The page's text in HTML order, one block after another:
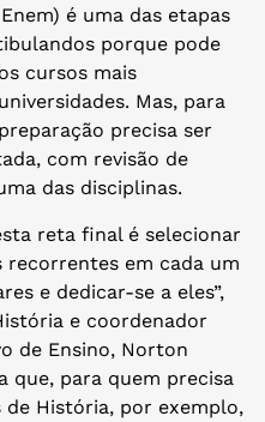
é uma das etapas
porque pode
cursos mais
Mas, para
precisa ser
com revisão de
das disciplinas.
reta final é selecionar
recorrentes em cada um
e dedicar-se a eles”,
e coordenador
de Ensino, Norton
que, para quem precisa
História, por exemplo,